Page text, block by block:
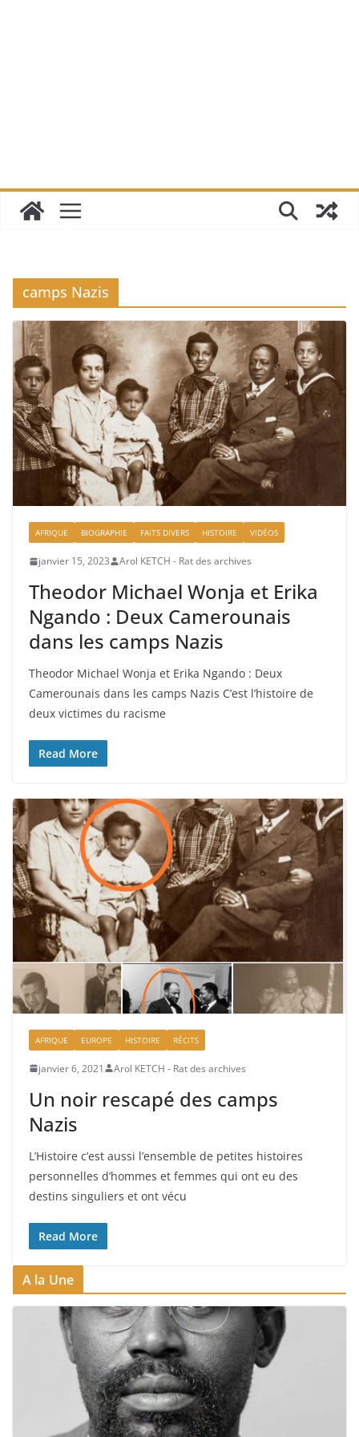
camps Nazis
AFRIQUE BIOGRAPHIE FAITS DIVERS HISTOIRE VIDÉOS
janvier 15, 2023 Arol KETCH - Rat des archives
Theodor Michael Wonja et Erika
Ngando : Deux Camerounais
dans les camps Nazis
Theodor Michael Wonja et Erika Ngando : Deux
Camerounais dans les camps Nazis C’est l’histoire de
deux victimes du racisme
Read More
AFRIQUE EUROPE HISTOIRE RÉCITS
janvier 6, 2021 Arol KETCH - Rat des archives
Un noir rescapé des camps
Nazis
L’Histoire c’est aussi l’ensemble de petites histoires
personnelles d’hommes et femmes qui ont eu des
destins singuliers et ont vécu
Read More
A la Une